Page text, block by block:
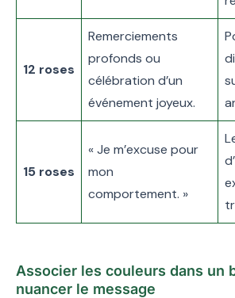
12 roses
Remerciements
profonds ou
célébration d’un
événement joyeux.
15 roses
« Je m’excuse pour
mon
comportement. »
Associer les couleurs dans un
nuancer le message